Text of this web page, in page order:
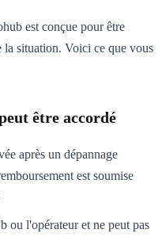
est conçue pour être
situation. Voici ce que vous
être accordé
après un dépannage
est soumise
ou l'opérateur et ne peut pas